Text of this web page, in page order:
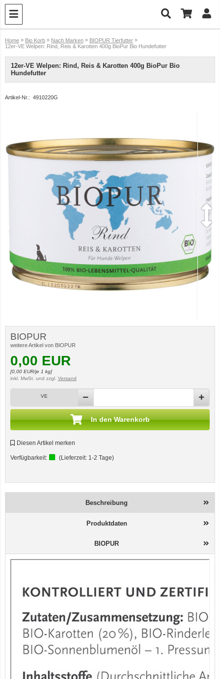
Home » Bio Korb » Nach Marken » BIOPUR Tierfutter »
12er-VE Welpen: Rind, Reis & Karotten 400g BioPur Bio Hundefutter
12er-VE Welpen: Rind, Reis & Karotten 400g BioPur Bio
Hundefutter
Artikel-Nr.: 4910220G
BIOPUR
weitere Artikel von BIOPUR
0,00 EUR
[0,00EUR/je 1 kg]
inkl. MwSt. und zzgl. Versand
VE
In den Warenkorb
Diesen Artikel merken
Verfügbarkeit: (Lieferzeit: 1-2 Tage)
Beschreibung
Produktdaten
BIOPUR